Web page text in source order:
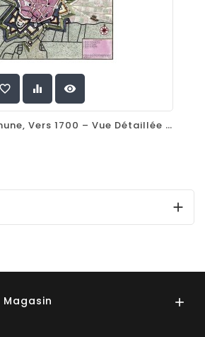
favorite_border equalizer visibility
Plan Ancien De Béthune, Vers 1700 – Vue Détaillée De La Ville Fortifiée Et De Son Château

